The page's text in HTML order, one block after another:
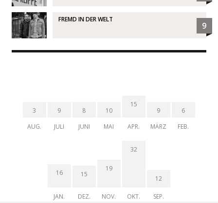
FREMD IN DER WELT
9
3
AUG.
9
JULI
8
JUNI
10
MAI
15
APR.
9
MÄRZ
6
FEB.
16
JAN.
15
DEZ.
19
NOV.
32
OKT.
12
SEP.